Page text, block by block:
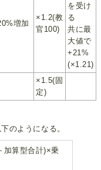
増加
×1.2(教
官100)
を受け
る
共に最
大値で
+21%
(×1.21)
×1.5(固
定)
のようになる。
加算型合計)×乗